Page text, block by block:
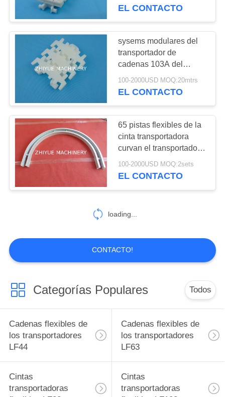
transportadoras
fleixible LF295
Recambios del
transportador
flexible
26
Transportadores
11
del rodillo 103F
EL CONTACTO
sysems modulares del
transportador de
cadenas 103A del
transportador de las
cadenas flexibles
100-2000USD MOQ:20mtrs
EL CONTACTO
65 pistas flexibles de la
cinta transportadora
curvan el transportador
doblan para la cadena
de la anchura de 63m m
100-2000USD MOQ:2sets
EL CONTACTO
loading...
CONTACTO!
Categorías Populares Todos
Cadenas flexibles de
los transportadores
LF44
Cadenas flexibles de
los transportadores
LF63
Cintas
transportadoras
Cintas
transportadoras